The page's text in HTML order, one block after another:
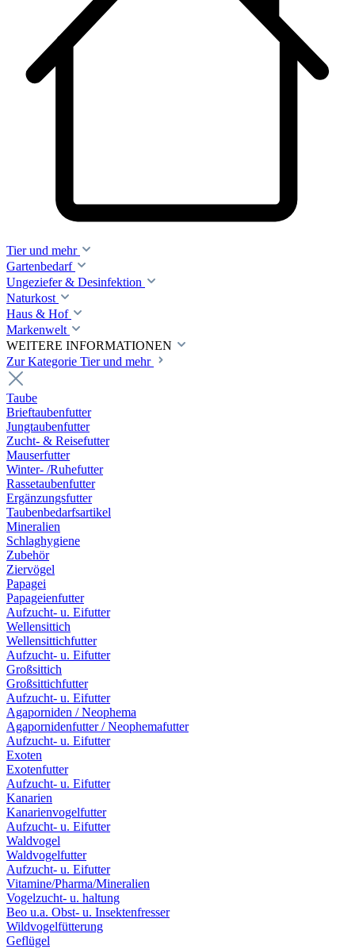
Tier und mehr
Gartenbedarf
Ungeziefer & Desinfektion
Naturkost
Haus & Hof
Markenwelt
WEITERE INFORMATIONEN
Zur Kategorie Tier und mehr
Taube
Brieftaubenfutter
Jungtaubenfutter
Zucht- & Reisefutter
Mauserfutter
Winter- /Ruhefutter
Rassetaubenfutter
Ergänzungsfutter
Taubenbedarfsartikel
Mineralien
Schlaghygiene
Zubehör
Ziervögel
Papagei
Papageienfutter
Aufzucht- u. Eifutter
Wellensittich
Wellensittichfutter
Aufzucht- u. Eifutter
Großsittich
Großsittichfutter
Aufzucht- u. Eifutter
Agaporniden / Neophema
Agapornidenfutter / Neophemafutter
Aufzucht- u. Eifutter
Exoten
Exotenfutter
Aufzucht- u. Eifutter
Kanarien
Kanarienvogelfutter
Aufzucht- u. Eifutter
Waldvogel
Waldvogelfutter
Aufzucht- u. Eifutter
Vitamine/Pharma/Mineralien
Vogelzucht- u. haltung
Beo u.a. Obst- u. Insektenfresser
Wildvogelfütterung
Geflügel